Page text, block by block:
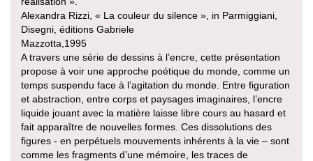
Alexandra Rizzi, « La couleur du silence », in Parmiggiani,
Disegni, éditions Gabriele
Mazzotta,1995
A travers une série de dessins à l’encre, cette présentation
propose à voir une approche poétique du monde, comme un
temps suspendu face à l’agitation du monde. Entre figuration
et abstraction, entre corps et paysages imaginaires, l’encre
liquide jouant avec la matière laisse libre cours au hasard et
fait apparaître de nouvelles formes. Ces dissolutions des
figures - en perpétuels mouvements inhérents à la vie – sont
comme les fragments d’une mémoire, les traces de